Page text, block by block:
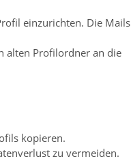
einzurichten. Die Mails
alten Profilordner an die
kopieren.
zu vermeiden.